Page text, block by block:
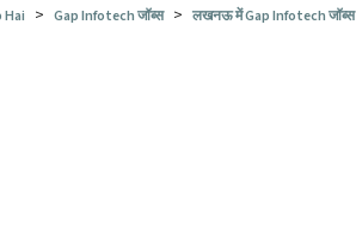
Hai > Gap Infotech जॉब्स > लखनऊ में Gap Infotech जॉब्स